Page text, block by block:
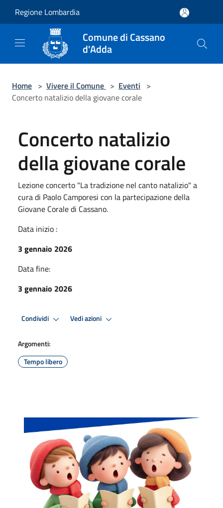
Regione Lombardia
Comune di Cassano
d'Adda
Home > Vivere il Comune > Eventi >
Concerto natalizio della giovane corale
Concerto natalizio
della giovane corale
Lezione concerto "La tradizione nel canto natalizio" a
cura di Paolo Camporesi con la partecipazione della
Giovane Corale di Cassano.
Data inizio :
3 gennaio 2026
Data fine:
3 gennaio 2026
Condividi Vedi azioni
Argomenti:
Tempo libero